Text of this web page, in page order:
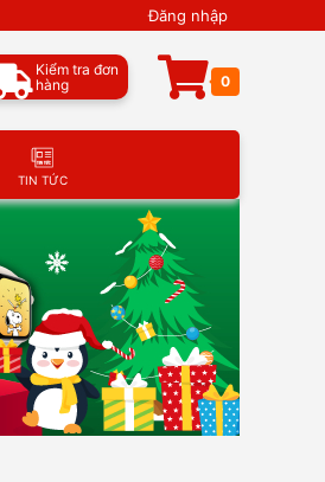
Đăng nhập
Kiểm tra đơn
hàng
0
TIN TỨC